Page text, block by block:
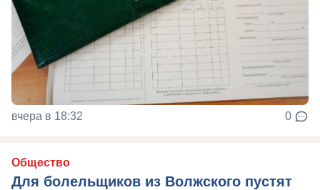
вчера в 18:32 0
Общество
Для болельщиков из Волжского пустят